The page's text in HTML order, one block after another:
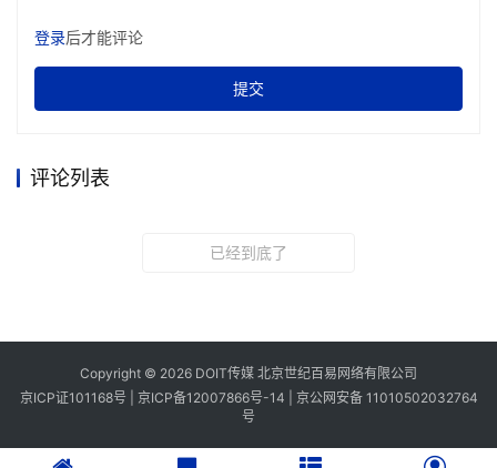
登录后才能评论
提交
评论列表
已经到底了
Copyright © 2026 DOIT传媒 北京世纪百易网络有限公司
京ICP证101168号 | 京ICP备12007866号-14
京公网安备 11010502032764
号